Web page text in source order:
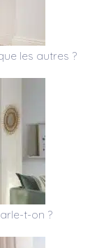
les autres ?
t-on ?